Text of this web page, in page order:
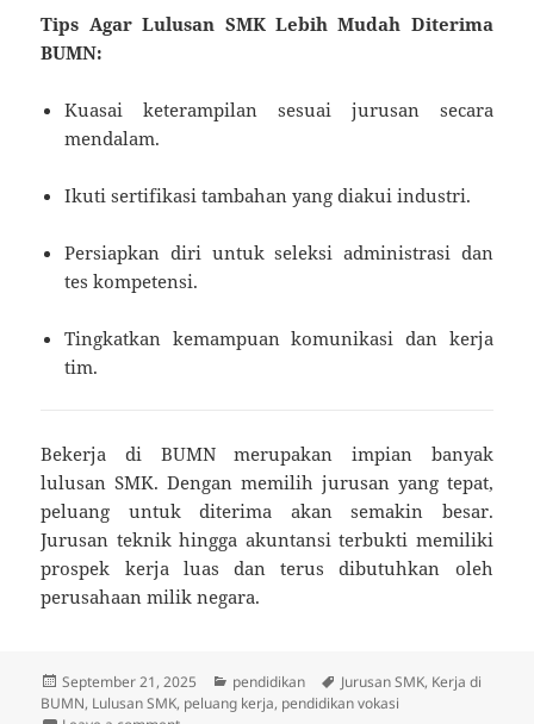
Tips Agar Lulusan SMK Lebih Mudah Diterima
BUMN:
Kuasai keterampilan sesuai jurusan secara
mendalam.
Ikuti sertifikasi tambahan yang diakui industri.
Persiapkan diri untuk seleksi administrasi dan
tes kompetensi.
Tingkatkan kemampuan komunikasi dan kerja
tim.
Bekerja di BUMN merupakan impian banyak
lulusan SMK. Dengan memilih jurusan yang tepat,
peluang untuk diterima akan semakin besar.
Jurusan teknik hingga akuntansi terbukti memiliki
prospek kerja luas dan terus dibutuhkan oleh
perusahaan milik negara.
Posted
on
September 21, 2025 Categories
pendidikan Tags
Jurusan SMK, Kerja di
BUMN, Lulusan SMK, peluang kerja, pendidikan vokasi